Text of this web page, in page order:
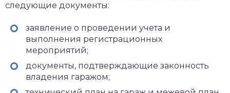
следующие документы:
заявление о проведении учета и
выполнения регистрационных
мероприятий;
документы, подтверждающие законность
владения гаражом;